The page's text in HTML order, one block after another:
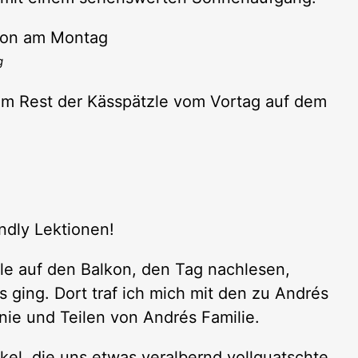
Rest der Kässpätzle vom Vortag auf dem
Lektionen!
auf den Balkon, den Tag nachlesen,
ging. Dort traf ich mich mit den zu Andrés
und Teilen von Andrés Familie.